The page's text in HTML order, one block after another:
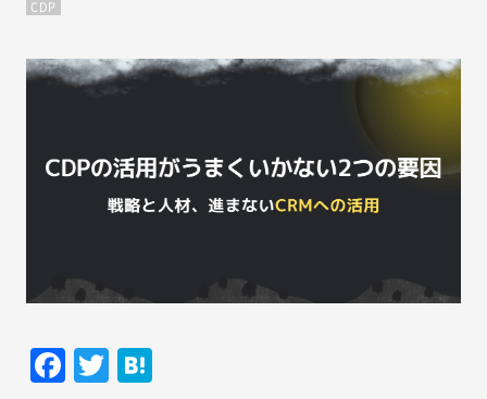
CDP
Facebook
Twitter